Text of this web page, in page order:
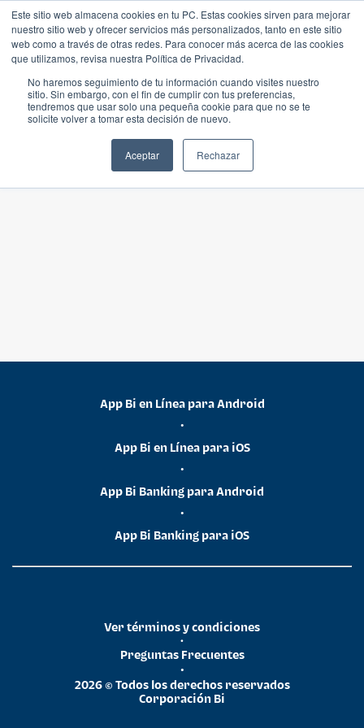
Este sitio web almacena cookies en tu PC. Estas cookies sirven para mejorar
nuestro sitio web y ofrecer servicios más personalizados, tanto en este sitio
web como a través de otras redes. Para conocer más acerca de las cookies
que utilizamos, revisa nuestra Política de Privacidad.
No haremos seguimiento de tu información cuando visites nuestro
sitio. Sin embargo, con el fin de cumplir con tus preferencias,
tendremos que usar solo una pequeña cookie para que no se te
solicite volver a tomar esta decisión de nuevo.
Aceptar Rechazar
App Bi en Línea para Android
•
App Bi en Línea para iOS
•
App Bi Banking para Android
•
App Bi Banking para iOS
2026 © Todos los derechos reservados
Corporación Bi
•
Preguntas Frecuentes
•
Ver términos y condiciones